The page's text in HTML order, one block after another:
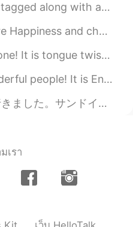
it now, I'm in bed
，so,how toread
except the word
2021.01.20 05:52
I still complain.
nerds for a five days trip to take p...
all that children call Their favorite time of ...
you're keen on stunning kites and cunning ...
practice time! Send me a message if you...
シベリアですべてが安いです。私のサンドイッチはいくら1ドルでした。私の友達のくレッサ...
เรา